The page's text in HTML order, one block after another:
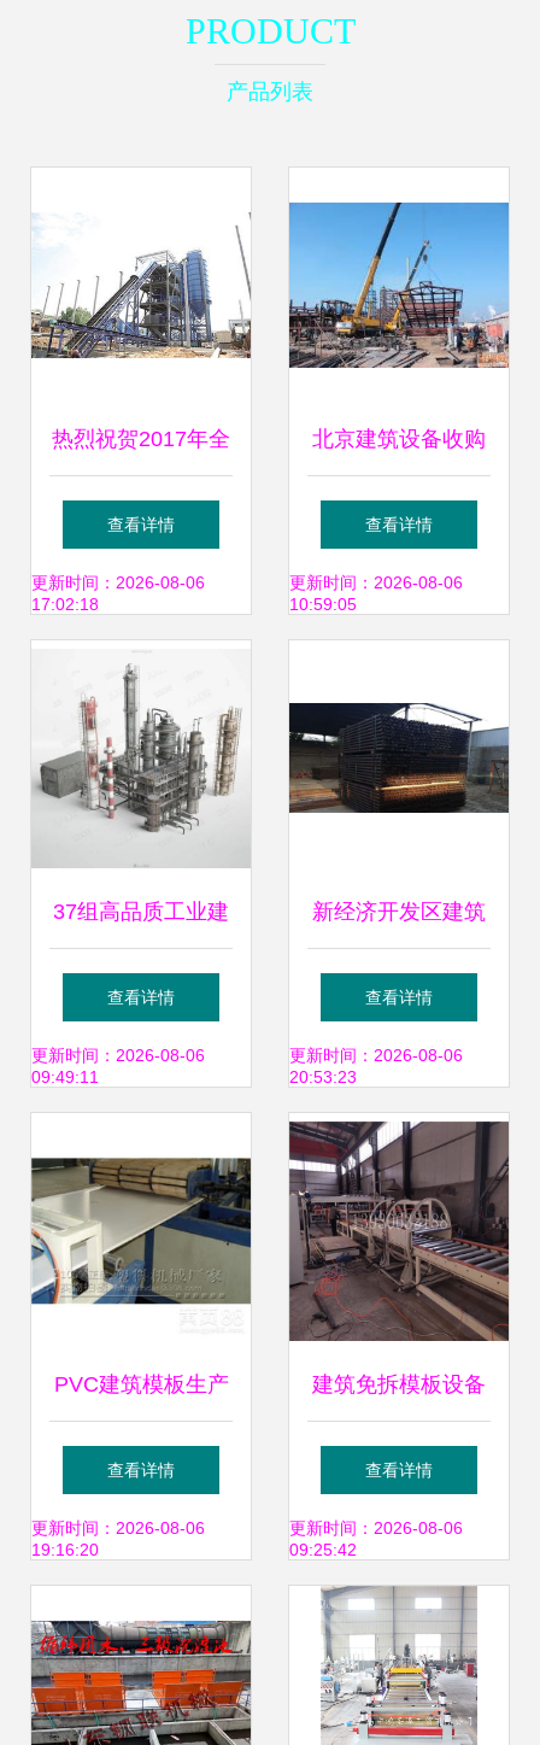
PRODUCT
产品列表
热烈祝贺2017年全
国建筑暨矿山机械
交易会于荥阳盛大
举行——共筑建筑
设备租赁行业新未
来
查看详情
更新时间：2026-08-06
17:02:18
北京建筑设备收购
与工地车床、脚手
架回收 循环利用与
践
查看详情
更新时间：2026-08-06
10:59:05
37组高品质工业建
筑设施3D模型合集
天线、电杆、电站
尽
查看详情
更新时间：2026-08-06
09:49:11
新经济开发区建筑
设备出租全攻略 如
何选择靠谱的租赁
服务商
查看详情
更新时间：2026-08-06
20:53:23
PVC建筑模板生产
线设备 现代建筑施
工的高效利器
查看详情
更新时间：2026-08-06
19:16:20
建筑免拆模板设备
高效施工与设备租
赁的智慧选择
查看详情
更新时间：2026-08-06
09:25:42